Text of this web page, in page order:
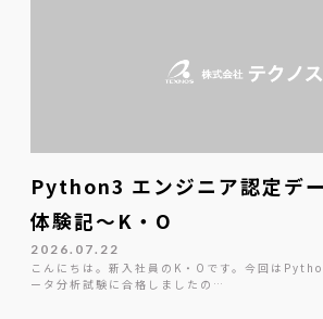
Python3 エンジニア認定デ
体験記～K・O
2026.07.22
こんにちは。新入社員のK・Oです。今回は
ータ分析試験に合格しましたの…